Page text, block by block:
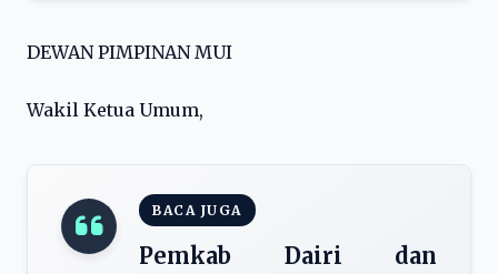
DEWAN PIMPINAN MUI
Wakil Ketua Umum,​
BACA JUGA
Pemkab Dairi dan